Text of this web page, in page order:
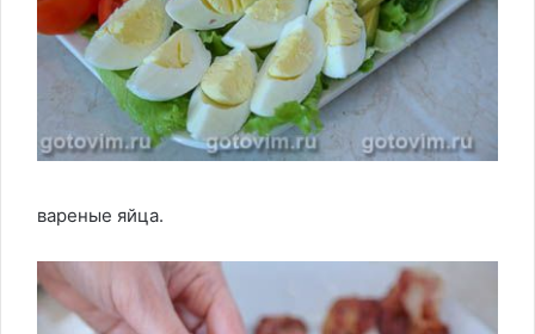
вареные яйца.